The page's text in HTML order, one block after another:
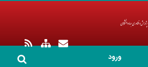
ورود